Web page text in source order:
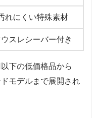
れにくい特殊素材
スレシーバー付き
下の低価格品から
モデルまで展開され